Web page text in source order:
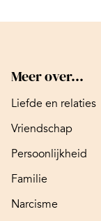
Meer over...
Liefde en relaties
Vriendschap
Persoonlijkheid
Familie
Narcisme